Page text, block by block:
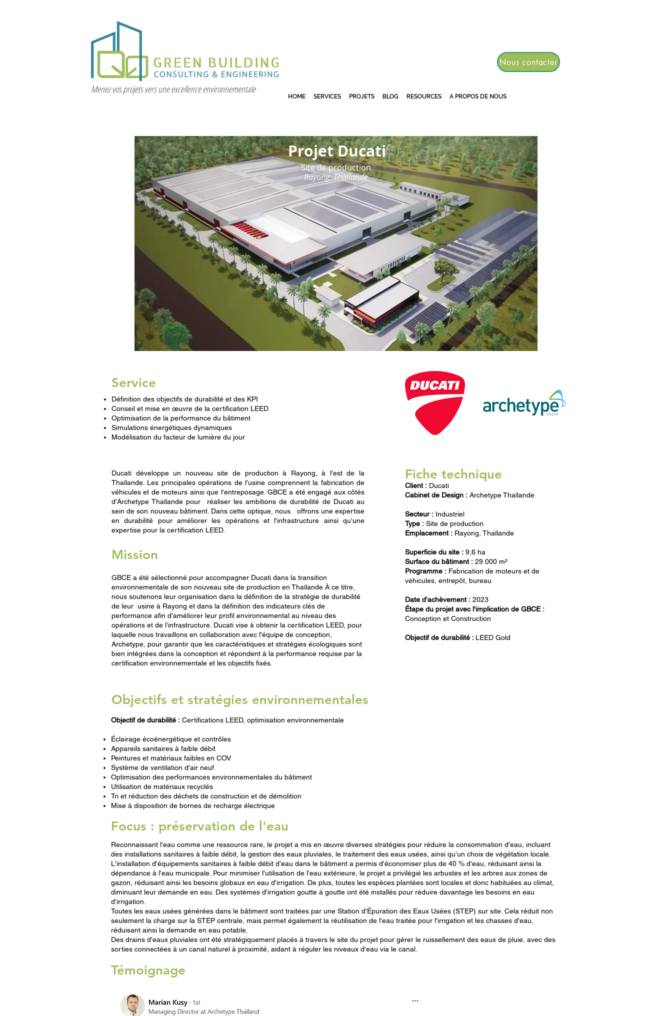
Nous contacter
Menez vos projets vers une excellence environnementale
HOME SERVICES PROJETS BLOG RESOURCES A PROPOS DE NOUS
Projet Ducati
Site de production
Rayong, Thaïlande
Définition des objectifs de durabilité et des KPI
Conseil et mise en œuvre de la certification LEED
Optimisation de la performance du bâtiment
Simulations énergétiques dynamiques
Modélisation du facteur de lumière du jour
Service
Ducati développe un nouveau site de production à Rayong, à l'est de la
Thaïlande. Les principales opérations de l'usine comprennent la fabrication de
véhicules et de moteurs ainsi que l'entreposage. GBCE a été engagé aux côtés
d'Archetype Thaïlande pour réaliser les ambitions de durabilité de Ducati au
sein de son nouveau bâtiment. Dans cette optique, nous offrons une expertise
en durabilité pour améliorer les opérations et l'infrastructure ainsi qu’une
expertise pour la certification LEED.
Mission
GBCE a été sélectionné pour accompagner Ducati dans la transition
environnementale de son nouveau site de production en Thaïlande À ce titre,
nous soutenons leur organisation dans la définition de la stratégie de durabilité
de leur usine à Rayong et dans la définition des indicateurs clés de
performance afin d'améliorer leur profil environnemental au niveau des
opérations et de l’infrastructure. Ducati vise à obtenir la certification LEED, pour
laquelle nous travaillons en collaboration avec l'équipe de conception,
Archetype, pour garantir que les caractéristiques et stratégies écologiques sont
bien intégrées dans la conception et répondent à la performance requise par la
certification environnementale et les objectifs fixés.
Fiche technique
Client : Ducati
Cabinet de Design : Archetype Thaïlande
Secteur : Industriel
Type : Site de production
Emplacement : Rayong, Thaïlande
Superficie du site : 9,6 ha
Surface du bâtiment : 29 000 m²
Programme : Fabrication de moteurs et de
véhicules, entrepôt, bureau
Date d'achèvement : 2023
Étape du projet avec l'implication de GBCE :
Conception et Construction
Objectif de durabilité : LEED Gold
Objectifs et stratégies environnementales
Objectif de durabilité : Certifications LEED, optimisation environnementale
Éclairage écoénergétique et contrôles
Appareils sanitaires à faible débit
Peintures et matériaux faibles en COV
Système de ventilation d'air neuf
Optimisation des performances environnementales du bâtiment
Utilisation de matériaux recyclés
Tri et réduction des déchets de construction et de démolition
Mise à disposition de bornes de recharge électrique
Focus : préservation de l'eau
Reconnaissant l'eau comme une ressource rare, le projet a mis en œuvre diverses stratégies pour réduire la consommation d'eau, incluant
des installations sanitaires à faible débit, la gestion des eaux pluviales, le traitement des eaux usées, ainsi qu’un choix de végétation locale.
L'installation d'équipements sanitaires à faible débit d’eau dans le bâtiment a permis d'économiser plus de 40 % d'eau, réduisant ainsi la
dépendance à l'eau municipale. Pour minimiser l'utilisation de l'eau extérieure, le projet a privilégié les arbustes et les arbres aux zones de
gazon, réduisant ainsi les besoins globaux en eau d'irrigation. De plus, toutes les espèces plantées sont locales et donc habituées au climat,
diminuant leur demande en eau. Des systèmes d'irrigation goutte à goutte ont été installés pour réduire davantage les besoins en eau
d'irrigation.
Toutes les eaux usées générées dans le bâtiment sont traitées par une Station d'Épuration des Eaux Usées (STEP) sur site. Cela réduit non
seulement la charge sur la STEP centrale, mais permet également la réutilisation de l'eau traitée pour l'irrigation et les chasses d'eau,
réduisant ainsi la demande en eau potable.
Des drains d'eaux pluviales ont été stratégiquement placés à travers le site du projet pour gérer le ruissellement des eaux de pluie, avec des
sorties connectées à un canal naturel à proximité, aidant à réguler les niveaux d'eau via le canal.
Témoignage